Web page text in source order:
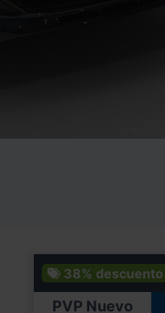
38% descuento
PVP Nuevo